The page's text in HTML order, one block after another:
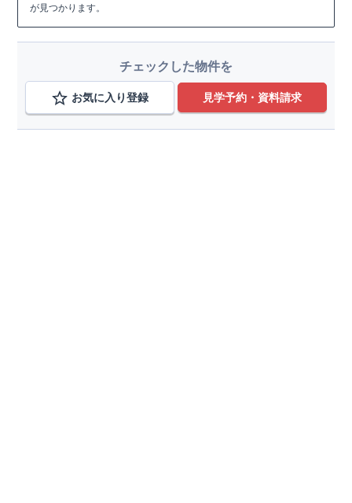
が見つかります。
チェックした物件を
お気に入り登録 見学予約・資料請求